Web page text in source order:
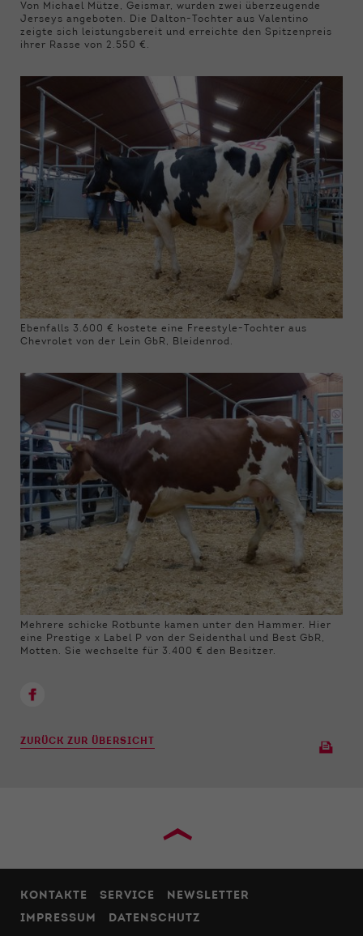
Von Michael Mütze, Geismar, wurden zwei überzeugende
Jerseys angeboten. Die Dalton-Tochter aus Valentino
zeigte sich leistungsbereit und erreichte den Spitzenpreis
ihrer Rasse von 2.550 €.
Ebenfalls 3.600 € kostete eine Freestyle-Tochter aus
Chevrolet von der Lein GbR, Bleidenrod.
Mehrere schicke Rotbunte kamen unter den Hammer. Hier
eine Prestige x Label P von der Seidenthal und Best GbR,
Motten. Sie wechselte für 3.400 € den Besitzer.
ZURÜCK ZUR ÜBERSICHT
›
KONTAKTE SERVICE
NEWSLETTER
IMPRESSUM
DATENSCHUTZ